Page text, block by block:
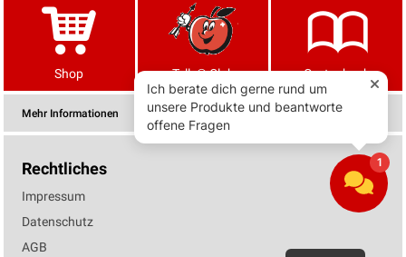
Shop Tells® Club Gartenbuch
Mehr Informationen
Rechtliches
Impressum
Datenschutz
AGB